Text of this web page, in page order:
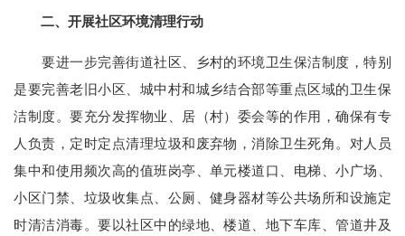
二、开展社区环境清理行动
要进一步完善街道社区、乡村的环境卫生保洁制度，特别
是要完善老旧小区、城中村和城乡结合部等重点区域的卫生保
洁制度。要充分发挥物业、居（村）委会等的作用，确保有专
人负责，定时定点清理垃圾和废弃物，消除卫生死角。对人员
集中和使用频次高的值班岗亭、单元楼道口、电梯、小广场、
小区门禁、垃圾收集点、公厕、健身器材等公共场所和设施定
时清洁消毒。要以社区中的绿地、楼道、地下车库、管道井及